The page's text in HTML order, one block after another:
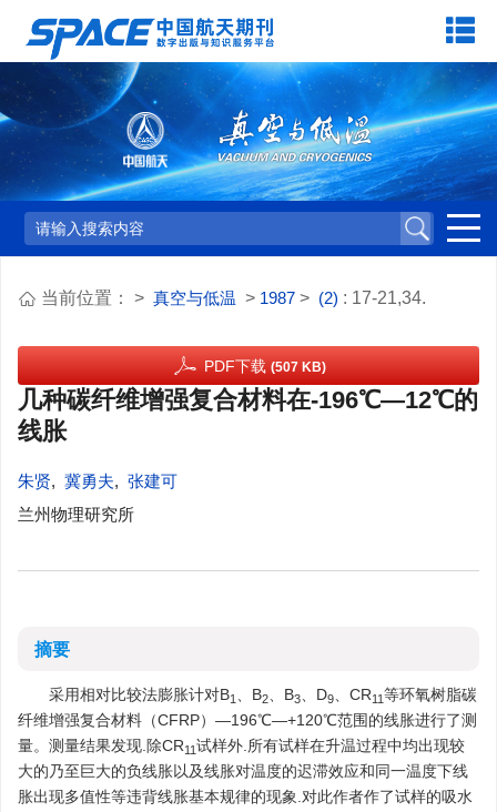
当前位置： > 真空与低温 > 1987 > (2) : 17-21,34.
PDF下载 (507 KB)
几种碳纤维增强复合材料在-196℃—12℃的
线胀
朱贤, 冀勇夫, 张建可
兰州物理研究所
摘要
采用相对比较法膨胀计对B1 、B2 、B3 、D9 、CR11等环氧树脂碳
纤维增强复合材料（CFRP）—196℃—+120℃范围的线胀进行了测
量。测量结果发现.除CR11试样外.所有试样在升温过程中均出现较
大的乃至巨大的负线胀以及线胀对温度的迟滞效应和同一温度下线
胀出现多值性等违背线胀基本规律的现象.对此作者作了试样的吸水